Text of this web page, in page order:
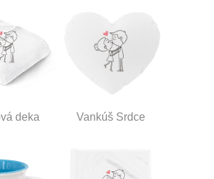
deka Vankúš Srdce